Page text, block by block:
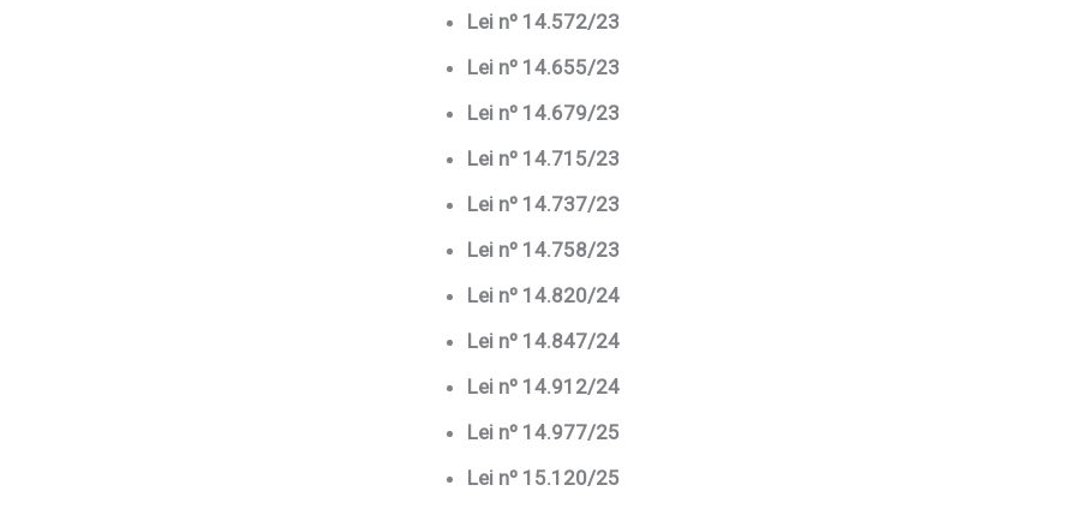
Lei nº 14.572/23
Lei nº 14.655/23
Lei nº 14.679/23
Lei nº 14.715/23
Lei nº 14.737/23
Lei nº 14.758/23
Lei nº 14.820/24
Lei nº 14.847/24
Lei nº 14.912/24
Lei nº 14.977/25
Lei nº 15.120/25